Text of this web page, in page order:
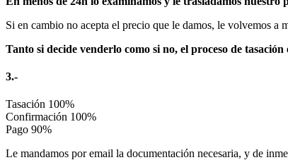
Si en cambio no acepta el precio que le damos, le volvemos a
Tanto si decide venderlo como si no, el proceso de
3.-
Tasación 100%
Confirmación 100%
Pago 90%
Le mandamos por email la documentación necesaria, y de